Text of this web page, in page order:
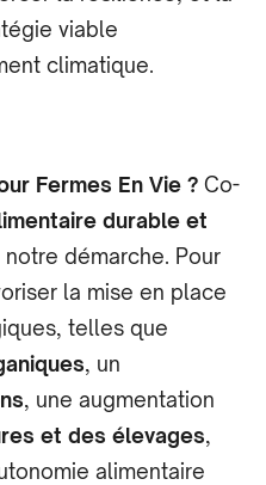
viable
climatique.
Fermes En Vie ? Co-
durable et
démarche. Pour
la mise en place
telles que
, un
, une augmentation
et des élevages,
alimentaire